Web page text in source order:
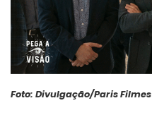
Foto: Divulgação/Paris Filmes